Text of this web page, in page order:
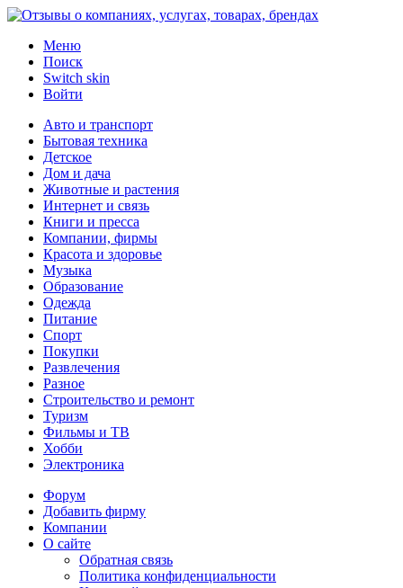
Меню
Поиск
Switch skin
Войти
Авто и транспорт
Бытовая техника
Детское
Дом и дача
Животные и растения
Интернет и связь
Книги и пресса
Компании, фирмы
Красота и здоровье
Музыка
Образование
Одежда
Питание
Спорт
Покупки
Развлечения
Разное
Строительство и ремонт
Туризм
Фильмы и ТВ
Хобби
Электроника
Форум
Добавить фирму
Компании
О сайте
Обратная связь
Политика конфиденциальности